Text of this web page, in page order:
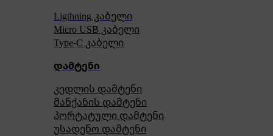
Ligthning კაბელი
Micro USB კაბელი
Type-C კაბელი
დამტენი
კედლის დამტენი
მანქანის დამტენი
პორტატული დამტენი
უსადენო დამტენი